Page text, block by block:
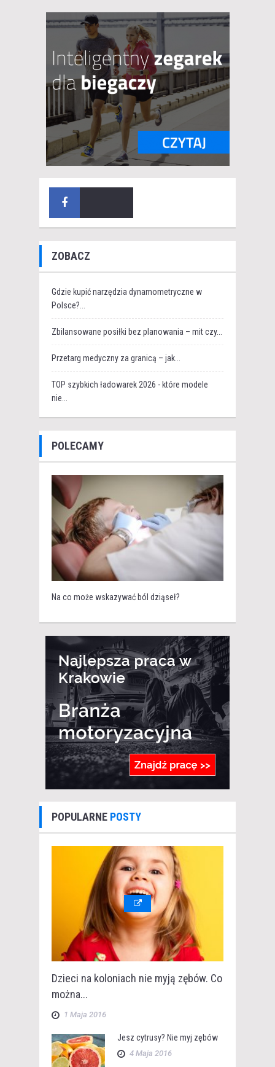
ZOBACZ
Gdzie kupić narzędzia dynamometryczne w
Polsce?...
Zbilansowane posiłki bez planowania – mit czy...
Przetarg medyczny za granicą – jak...
TOP szybkich ładowarek 2026 - które modele
nie...
POLECAMY
Na co może wskazywać ból dziąseł?
POPULARNE POSTY
Dzieci na koloniach nie myją zębów. Co
można...
1 Maja 2016
Jesz cytrusy? Nie myj zębów
4 Maja 2016